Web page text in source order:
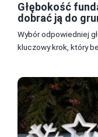
Głębokość
dobrać ją do
Wybór odpowiedniej
kluczowy krok, który